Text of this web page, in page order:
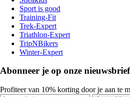
Sport is good
Training-Fit
Trek-Expert
Triathlon-Expert
TripNBikers
Winter-Expert
Abonneer je op onze nieuwsbrief
Profiteer van 10% korting door je aan te